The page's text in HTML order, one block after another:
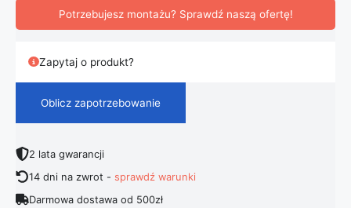
Potrzebujesz montażu? Sprawdź naszą ofertę!
Zapytaj o produkt?
Oblicz zapotrzebowanie
2 lata gwarancji
14 dni na zwrot -sprawdź warunki
Darmowa dostawa od 500zł